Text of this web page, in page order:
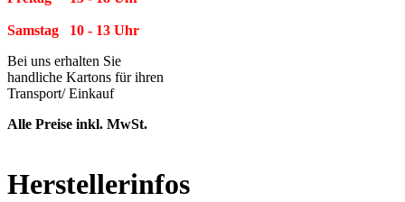
Samstag 10 - 13 Uhr
Bei uns erhalten Sie
handliche Kartons für ihren
Transport/ Einkauf
Alle Preise inkl. MwSt.
Herstellerinfos